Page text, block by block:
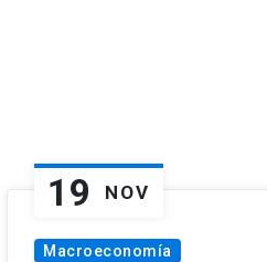
19 NOV
Macroeconomía